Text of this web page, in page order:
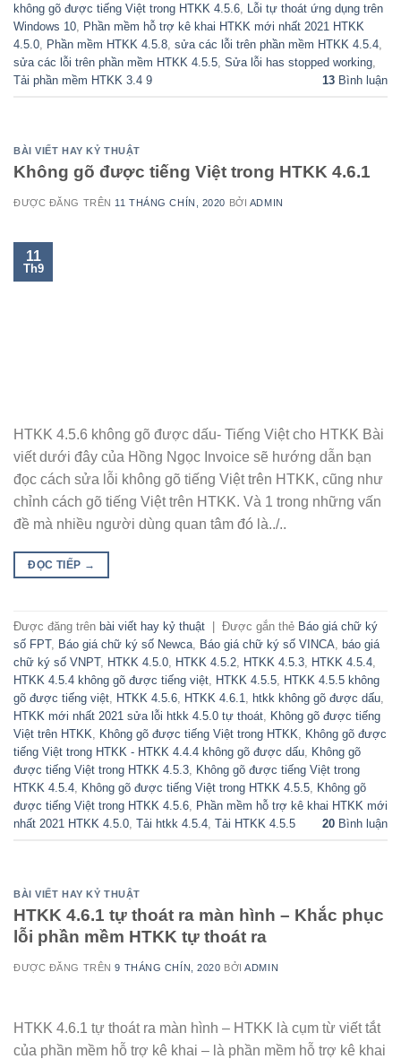
không gõ được tiếng Việt trong HTKK 4.5.6 Lỗi tự thoát ứng dụng trên
Windows 10 Phần mềm hỗ trợ kê khai HTKK mới nhất 2021 HTKK
4.5.0 Phần mềm HTKK 4.5.8 sửa các lỗi trên phần mềm HTKK 4.5.4
sửa các lỗi trên phần mềm HTKK 4.5.5 Sửa lỗi has stopped working
Tải phần mềm HTKK 3.4 9
13 Bình luận
BÀI VIẾT HAY KỶ THUẬT
Không gõ được tiếng Việt trong HTKK 4.6.1
ĐƯỢC ĐĂNG TRÊN 11 THÁNG CHÍN, 2020 BỞI ADMIN
11
Th9
HTKK 4.5.6 không gõ được dấu- Tiếng Việt cho HTKK Bài
viết dưới đây của Hồng Ngọc Invoice sẽ hướng dẫn bạn
đọc cách sửa lỗi không gõ tiếng Việt trên HTKK, cũng như
chỉnh cách gõ tiếng Việt trên HTKK. Và 1 trong những vấn
đề mà nhiều người dùng quan tâm đó là../..
ĐỌC TIẾP →
Được đăng trên bài viết hay kỷ thuật | Được gắn thẻ Báo giá chữ ký
số FPT, Báo giá chữ ký số Newca Báo giá chữ ký số VINCA báo giá
chữ ký số VNPT, HTKK 4.5.0 HTKK 4.5.2 HTKK 4.5.3 HTKK 4.5.4
HTKK 4.5.4 không gõ được tiếng việt HTKK 4.5.5 HTKK 4.5.5 không
gõ được tiếng việt HTKK 4.5.6 HTKK 4.6.1 htkk không gõ được dấu
HTKK mới nhất 2021 sửa lỗi htkk 4.5.0 tự thoát Không gõ được tiếng
Việt trên HTKK
Không gõ được tiếng Việt trong HTKK
Không gõ được
tiếng Việt trong HTKK - HTKK 4.4.4 không gõ được dấu Không gõ
được tiếng Việt trong HTKK 4.5.3 Không gõ được tiếng Việt trong
HTKK 4.5.4 Không gõ được tiếng Việt trong HTKK 4.5.5 Không gõ
được tiếng Việt trong HTKK 4.5.6 Phần mềm hỗ trợ kê khai HTKK mới
nhất 2021 HTKK 4.5.0 Tải htkk 4.5.4 Tải HTKK 4.5.5 20 Bình luận
BÀI VIẾT HAY KỶ THUẬT
HTKK 4.6.1 tự thoát ra màn hình – Khắc phục
lỗi phần mềm HTKK tự thoát ra
ĐƯỢC ĐĂNG TRÊN9 THÁNG CHÍN, 2020 BỞIADMIN
HTKK 4.6.1 tự thoát ra màn hình – HTKK là cụm từ viết tắt
của phần mềm hỗ trợ kê khai – là phần mềm hỗ trợ kê khai